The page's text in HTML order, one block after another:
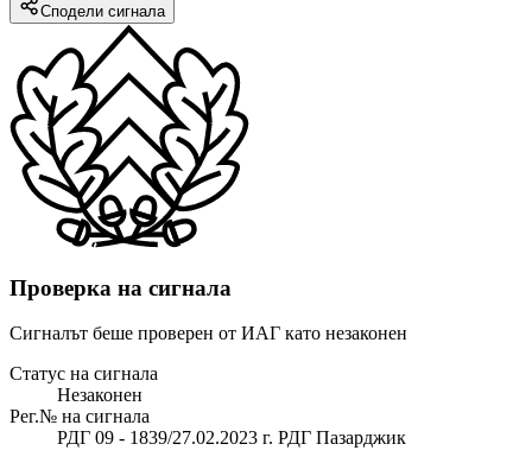
Сподели сигнала
Проверка на сигнала
Сигналът беше проверен от ИАГ като незаконен
Статус на сигнала
Незаконен
Рег.№ на сигнала
РДГ 09 - 1839/27.02.2023 г. РДГ Пазарджик